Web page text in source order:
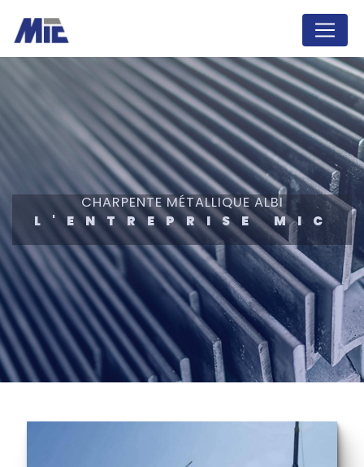
CHARPENTE MÉTALLIQUE ALBI
L'ENTREPRISE MIC